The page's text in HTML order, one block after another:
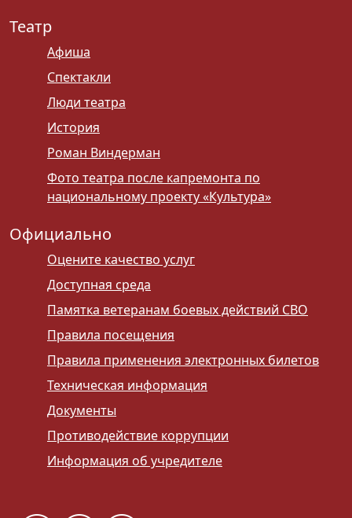
Театр
Афиша
Спектакли
Люди театра
История
Роман Виндерман
Фото театра после капремонта по
национальному проекту «Культура»
Официально
Оцените качество услуг
Доступная среда
Памятка ветеранам боевых действий СВО
Правила посещения
Правила применения электронных билетов
Техническая информация
Документы
Противодействие коррупции
Информация об учредителе